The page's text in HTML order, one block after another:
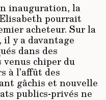
inauguration, la
pourrait
acheteur. Sur la
il y a davantage
dans des
venus chiper du
à l’affût des
gâchis et nouvelle
publics-privés ne